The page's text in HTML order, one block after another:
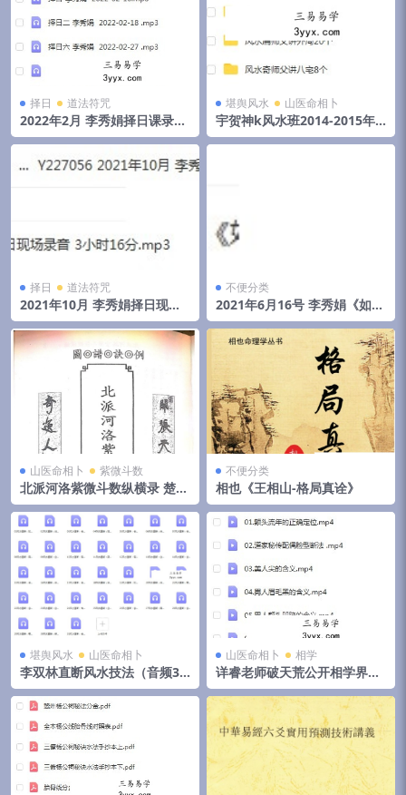
择日 道法符咒
2022年2月 李秀娟择日课录音
和物品丢失怎么找
堪舆风水 山医命相卜
宇贺神k风水班2014-2015年
初文字记录.pdf 夸克网盘下载
择日 道法符咒
2021年10月 李秀娟择日现场
录音 3小时16分
不便分类
2021年6月16号 李秀娟《如何
斗太岁》弟子班面授课
山医命相卜 紫微斗数
北派河洛紫微斗数纵横录 楚天
云阔
不便分类
相也《王相山-格局真诠》
堪舆风水 山医命相卜
李双林直断风水技法（音频31
集）
山医命相卜 相学
详睿老师破天荒公开相学界不
传之秘法